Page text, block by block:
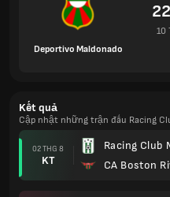
Deportivo Maldonado
10
Kết quả
Cập nhật những trận đấu Racing
02 THG 8
KT
Racing Club
CA Boston